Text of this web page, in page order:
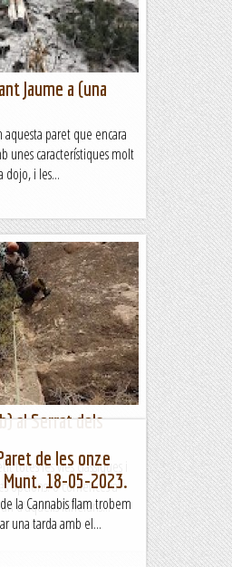
Jaume a (una
paret que encara
unes característiques molt
dojo, i les...
al Serrat dels
les vies clàssiques i
opcions: o comences a
d'aquells itineraris...
de les onze
18-05-2023.
la Cannabis flam trobem
tarda amb el...